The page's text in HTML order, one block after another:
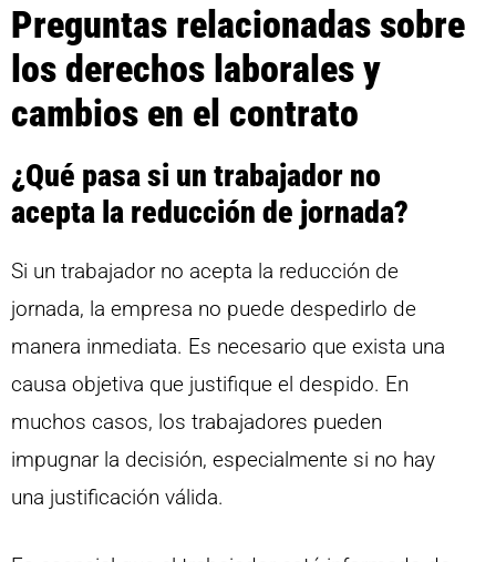
Preguntas relacionadas sobre
los derechos laborales y
cambios en el contrato
¿Qué pasa si un trabajador no
acepta la reducción de jornada?
Si un trabajador no acepta la reducción de
jornada, la empresa no puede despedirlo de
manera inmediata. Es necesario que exista una
causa objetiva que justifique el despido. En
muchos casos, los trabajadores pueden
impugnar la decisión, especialmente si no hay
una justificación válida.